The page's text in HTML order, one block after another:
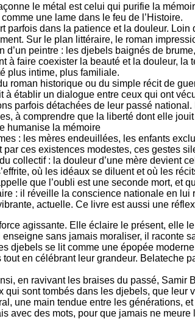
le métal est celui qui purifie la
une lame dans le feu de l’Histoire.
dans la patience et la douleur.
Sur le plan littéraire, le roman
peintre : les djebels baignés de
faire coexister la beauté et la douleur,
plus intime, plus familiale.
roman historique ou du simple récit de
établir un dialogue entre ceux qui ont
parfois détachées de leur passé
à comprendre que la liberté dont elle
humanise la mémoire
: les mères endeuillées, les enfants
ces existences modestes, ces gestes
collectif : la douleur d’une mère devient
où les idéaux se diluent et où les
que l’oubli est une seconde mort, et
: il réveille la conscience nationale en
actuelle. Ce livre est aussi une
agissante. Elle éclaire le présent, elle
sans jamais moraliser, il raconte
djebels se lit comme une épopée
en célébrant leur grandeur. Belateche
en ravivant les braises du passé, Samir
sont tombés dans les djebels, que leur
une main tendue entre les générations,
avec des mots, pour que jamais ne